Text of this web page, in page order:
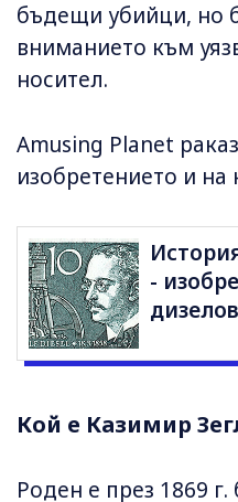
бъдещи убийци, но
вниманието към
носител.
Amusing Planet
изобретението и на
-
Кой е Казимир
Роден е през 1869